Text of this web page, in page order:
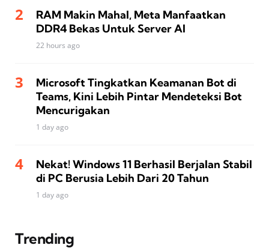
RAM Makin Mahal, Meta Manfaatkan
DDR4 Bekas Untuk Server AI
22 hours ago
Microsoft Tingkatkan Keamanan Bot di
Teams, Kini Lebih Pintar Mendeteksi Bot
Mencurigakan
1 day ago
Nekat! Windows 11 Berhasil Berjalan Stabil
di PC Berusia Lebih Dari 20 Tahun
1 day ago
Trending